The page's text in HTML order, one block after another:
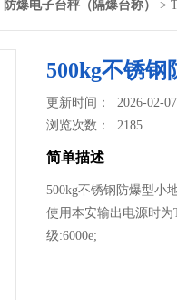
防爆电子台秤（隔爆台称） >
500kg不锈钢
更新时间： 2026-02-07
浏览次数：2185
简单描述
500kg不锈钢防爆型小
使用本安输出电源时为
级:6000e;